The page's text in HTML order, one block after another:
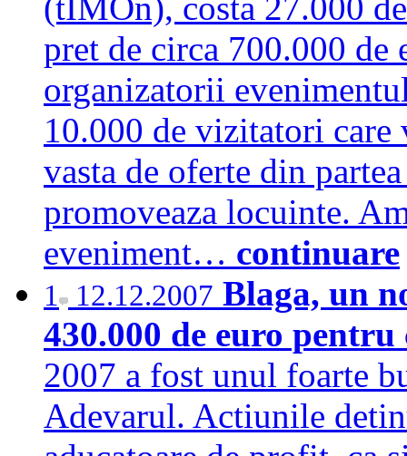
pret de circa 700.000 de
organizatorii
10.000 de vizitatori care
vasta de oferte din
promoveaza locuinte.
eveniment… continuare
1 12.12.2007 Blaga, un
430.000 de euro
2007 a fost unul foarte
Adevarul. Actiunile